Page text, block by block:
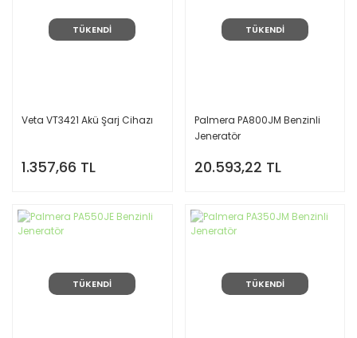
TÜKENDİ
Veta VT3421 Akü Şarj Cihazı
1.357,66 TL
TÜKENDİ
Palmera PA800JM Benzinli
Jeneratör
20.593,22 TL
TÜKENDİ TÜKENDİ